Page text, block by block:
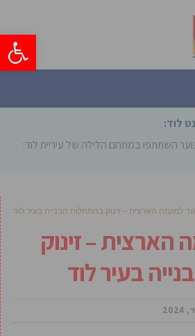
פתח
לוד:
השתתפו במתחם הלילה של עיריית לוד:
למגמה הארצית – זינוק בהתחלות הבנייה בעיר לוד
הארצית – זינוק
בעיר לוד